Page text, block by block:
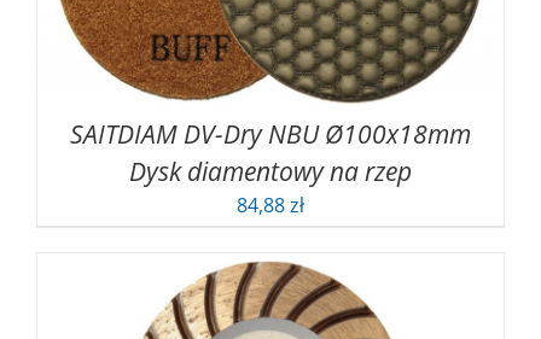
SAITDIAM DV-Dry NBU Ø100x18mm
Dysk diamentowy na rzep
84,88zł